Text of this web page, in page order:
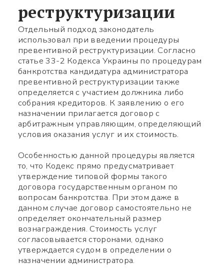
реструктуризации
Отдельный подход законодатель
использовал при введении процедуры
превентивной реструктуризации. Согласно
статье 33-2 Кодекса Украины по процедурам
банкротства кандидатура администратора
превентивной реструктуризации также
определяется с участием должника либо
собрания кредиторов. К заявлению о его
назначении прилагается договор с
арбитражным управляющим, определяющий
условия оказания услуг и их стоимость.
Особенностью данной процедуры является
то, что Кодекс прямо предусматривает
утверждение типовой формы такого
договора государственным органом по
вопросам банкротства. При этом даже в
данном случае договор самостоятельно не
определяет окончательный размер
вознаграждения. Стоимость услуг
согласовывается сторонами, однако
утверждается судом в определении о
назначении администратора.